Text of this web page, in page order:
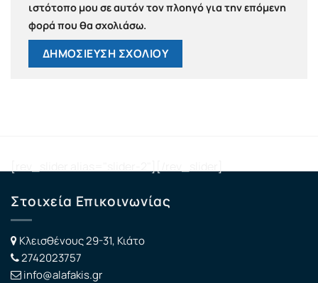
ιστότοπο μου σε αυτόν τον πλοηγό για την επόμενη
φορά που θα σχολιάσω.
Στοιχεία Επικοινωνίας
Κλεισθένους 29-31, Κιάτο
2742023757
info@alafakis.gr